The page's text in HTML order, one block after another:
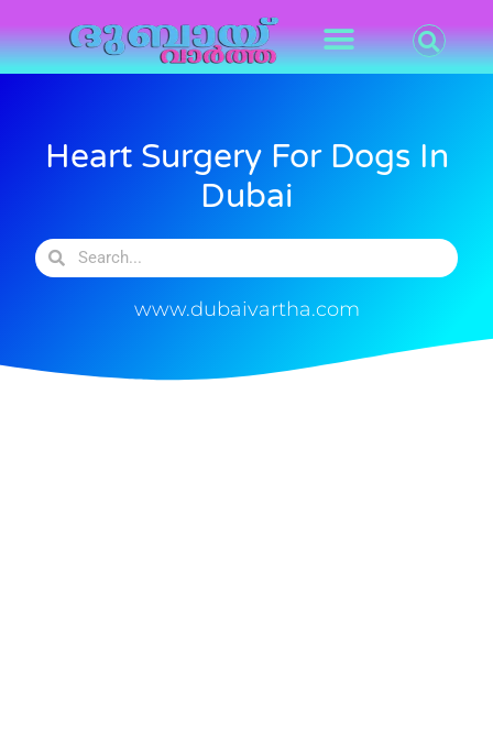
Heart Surgery For Dogs In
Dubai
www.dubaivartha.com